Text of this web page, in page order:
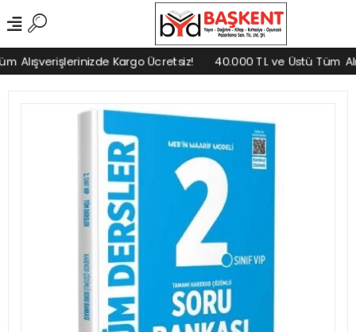
Alışverişlerinizde Kargo Ücretsiz! 40.000 TL ve Üstü Tüm